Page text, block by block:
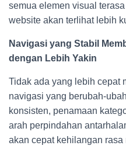
semua elemen visual
website akan terlihat lebih
Navigasi yang Stabil
dengan Lebih Yakin
Tidak ada yang lebih cepat
navigasi yang berubah-
konsisten, penamaan
arah perpindahan
akan cepat kehilangan